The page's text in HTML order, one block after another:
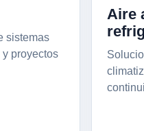
sistemas
proyectos
Aire